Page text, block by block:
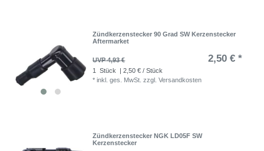
Zündkerzenstecker 90 Grad SW Kerzenstecker
Aftermarket
UVP 4,93 € 2,50 € *
1 Stück
| 2,50 € / Stück
*inkl. ges. MwSt. zzgl.Versandkosten
Zündkerzenstecker NGK LD05F SW
Kerzenstecker